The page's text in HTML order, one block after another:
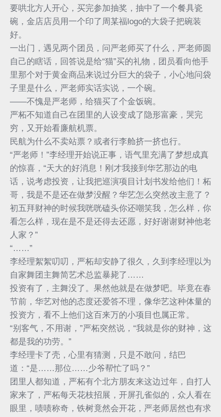
要哄北方人开心，买完参加抽奖，抽中了一个餐具瓷
碗，金店店员用一个印了周某福logo的大袋子把碗装
好。
一出门，遇见两个团员，问严老师买了什么，严老师圆
自己的瞎话，回答说是给“猫”买的礼物，团员看向他手
里那个对于黄金商品来说过分巨大的袋子，小心地问袋
子里是什么，严老师实话实说，一个碗。
——不愧是严老师，给猫买了个金饭碗。
严柘不知道自己在团里的人设变成了隐形富豪，哭完
穷，又开始看廉航机票。
民航为什么不卖站票？或者行李舱挤一挤也行。
“严老师！”李经理开始说正事，语气里充满了梦想成真
的惊喜，“天大的好消息！刚才我接到华艺那边的电
话，说考虑投资，让我把巡演项目计划书发给他们！柘
哥，我是不是还在做梦没醒？华艺怎么突然改主意了？
初五拜财神的时候我咣咣磕头你还嘲笑我，怎么样，你
看怎么样，现在是不是还得去还愿，好好谢谢财神他老
人家？”
“……”
李经理絮絮叨叨，严柘却安静了很久，久到李经理以为
自家舞团主舞简艺术总监暴毙了……
投资有了，主舞没了。果然他就是在做梦吧。毕竟在春
节前，华艺对他的态度还爱答不理，像华艺这种体量的
投资方，看不上他们这百来万的小项目也属正常。
“别客气，不用谢，”严柘突然说，“我就是你的财神，这
都是我的功劳。”
李经理卡了壳，心里有猜测，只是不敢问，结巴
道：“是……那位……少爷帮忙了吗？”
团里人都知道，严柘有个北方朋友来这边过年，自打人
家来了，严柘每天花枝招展，开屏孔雀似的，众人看在
眼里，啧啧称奇，铁树竟然会开花，严老师居然也有求